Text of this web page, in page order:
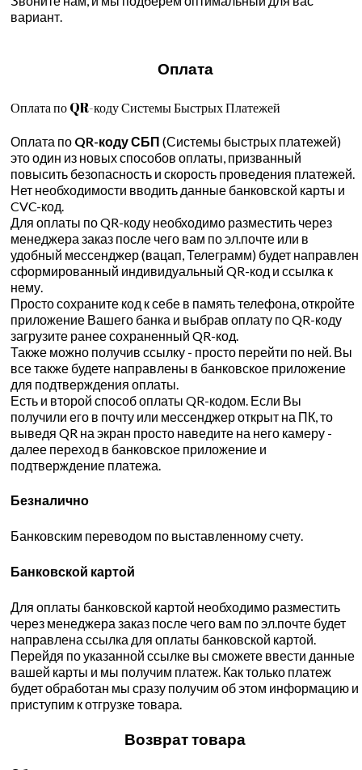
вариант.
Оплата
Оплата по QR-коду Системы Быстрых Платежей
Оплата по QR-коду СБП (Системы быстрых платежей)
это один из новых способов оплаты, призванный
повысить безопасность и скорость проведения платежей.
Нет необходимости вводить данные банковской карты и
CVC-код.
Для оплаты по QR-коду необходимо разместить через
менеджера заказ после чего вам по эл.почте или в
удобный мессенджер (вацап, Телеграмм) будет направлен
сформированный индивидуальный QR-код и ссылка к
нему.
Просто сохраните код к себе в память телефона, откройте
приложение Вашего банка и выбрав оплату по QR-коду
загрузите ранее сохраненный QR-код.
Также можно получив ссылку - просто перейти по ней. Вы
все также будете направлены в банковское приложение
для подтверждения оплаты.
Есть и второй способ оплаты QR-кодом. Если Вы
получили его в почту или мессенджер открыт на ПК, то
выведя QR на экран просто наведите на него камеру -
далее переход в банковское приложение и
подтверждение платежа.
Безналично
Банковским переводом по выставленному счету.
Банковской картой
Для оплаты банковской картой необходимо разместить
через менеджера заказ после чего вам по эл.почте будет
направлена ссылка для оплаты банковской картой.
Перейдя по указанной ссылке вы сможете ввести данные
вашей карты и мы получим платеж. Как только платеж
будет обработан мы сразу получим об этом информацию и
приступим к отгрузке товара.
Возврат товара